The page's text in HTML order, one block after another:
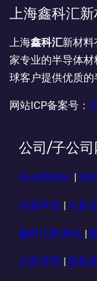
上海鑫科汇
上海鑫科汇新材料
家专业的半导体
球客户提供优质的
网站ICP备案号：
公司/子公
GoodWafer
火影科技 火影
鑫科汇欧美站 |
火影互联 隐私